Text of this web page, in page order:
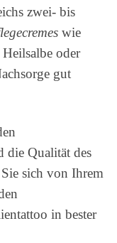
zwei- bis
wie
oder
gut
die Qualität des
sich von Ihrem
in bester